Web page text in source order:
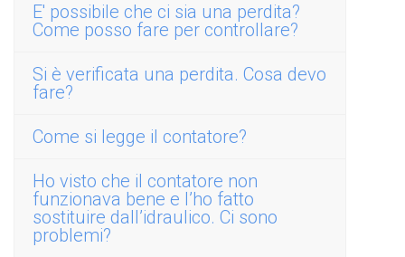
E' possibile che ci sia una perdita?
Come posso fare per controllare?
Si è verificata una perdita. Cosa devo
fare?
Come si legge il contatore?
Ho visto che il contatore non
funzionava bene e l’ho fatto
sostituire dall’idraulico. Ci sono
problemi?